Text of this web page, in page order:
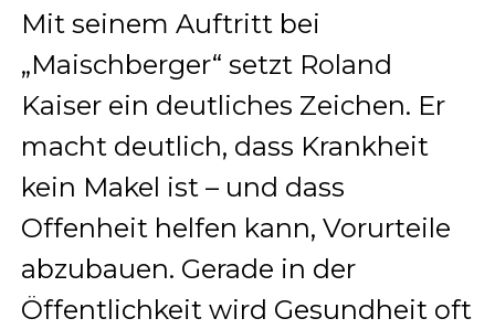
Mit seinem Auftritt bei
„Maischberger“ setzt Roland
Kaiser ein deutliches Zeichen. Er
macht deutlich, dass Krankheit
kein Makel ist – und dass
Offenheit helfen kann, Vorurteile
abzubauen. Gerade in der
Öffentlichkeit wird Gesundheit oft